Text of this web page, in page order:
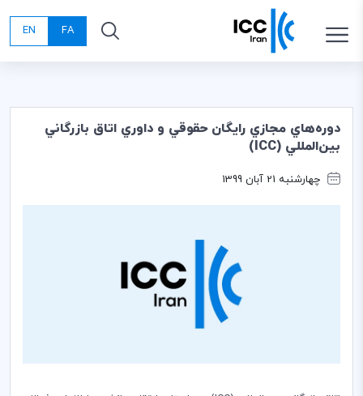
FA
EN
دوره‌هاي مجازي رايگان حقوقي و داوري اتاق بازرگاني
بين‌المللي (ICC)
چهارشنبه 21 آبان 1399